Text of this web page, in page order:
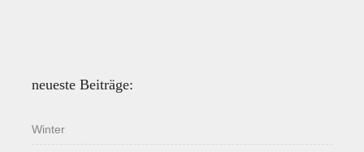
neueste Beiträge:
Winter